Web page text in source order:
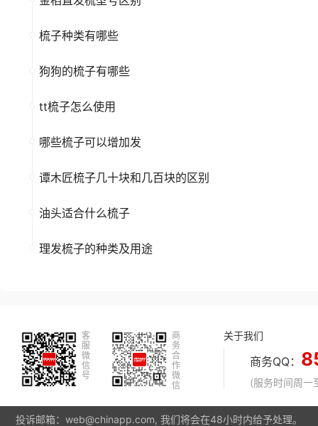
梳子种类有哪些
狗狗的梳子有哪些
tt梳子怎么使用
哪些梳子可以增加发
谭木匠梳子几十块和几百块的区别
油头适合什么梳子
理发梳子的种类及用途
客
服
微
信
号
商
务
合
作
微
信
关于我们
商务QQ：
(服务时间周
投诉邮箱：web@chinapp.com, 我们将会在48小时内给予处理。